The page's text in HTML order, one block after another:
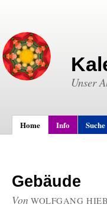
Unser
Home Info Suche
Gebäude
Von WOLFGANG